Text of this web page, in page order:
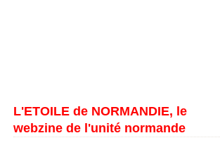
L'ETOILE de NORMANDIE, le
webzine de l'unité normande